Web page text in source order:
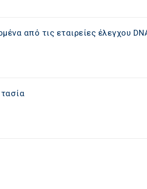
από τις εταιρείες έλεγχου